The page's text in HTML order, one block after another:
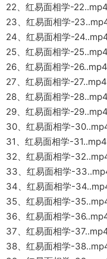
22、红易面相学-22..mp4
23、红易面相学-
24、红易面相学-
25、红易面相学-25..mp4
26、红易面相学-26..mp4
27、红易面相学-27..mp4
28、红易面相学-28..mp4
29、红易面相学-29..mp4
30、红易面相学-
31、红易面相学-31..mp4
32、红易面相学-
33、红易面相学-
34、红易面相学-
35、红易面相学-
36、红易面相学-
37、红易面相学-
38、红易面相学-